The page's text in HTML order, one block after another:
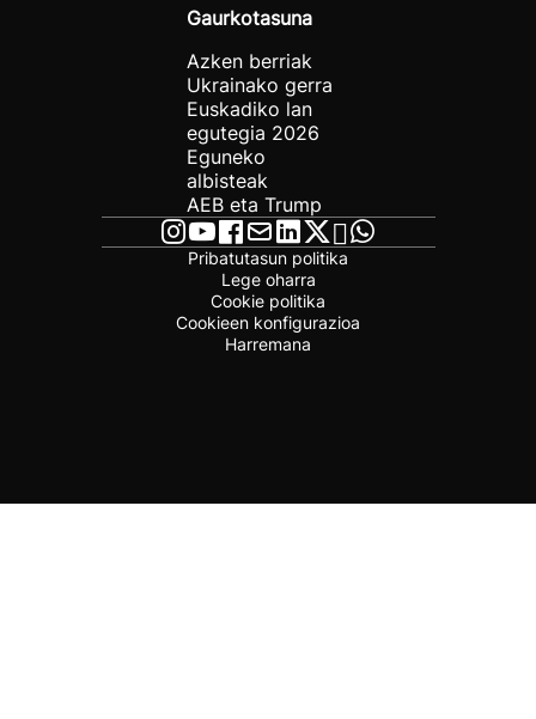
Gaurkotasuna
Azken berriak
Ukrainako gerra
Euskadiko lan
egutegia 2026
Eguneko
albisteak
AEB eta Trump
Pribatutasun politika
Lege oharra
Cookie politika
Cookieen konfigurazioa
Harremana